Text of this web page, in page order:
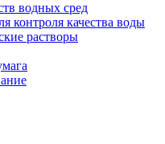
водных сред
контроля качества воды
растворы